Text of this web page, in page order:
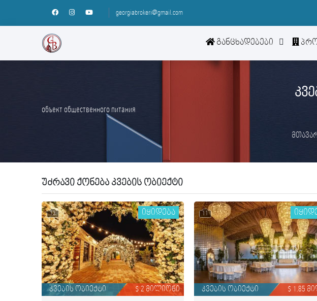
georgiabrokeri@gmail.com
განცხადებები
объект общественного питания
უძრავი ქონება კვების ობიექტი
13 იყიდება
კვების ობიექტი $ 2 მილიონი
11
კვების ობიექტი $ 1.85